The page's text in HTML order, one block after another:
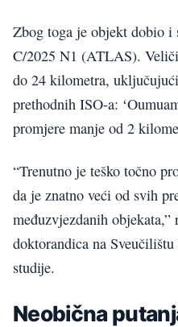
Zbog toga je objekt dobio i
C/2025 N1 (ATLAS).
do 24 kilometra,
prethodnih ISO-a:
promjere manje od 2
“Trenutno je teško točno
da je znatno veći od svih
međuzvjezdanih objekata,”
doktorandica na
studije.
Neobična